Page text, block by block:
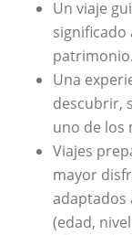
Un viaje
significado
patrimonio.
Una
descubrir,
uno de los
Viajes
mayor
adaptados
(edad,